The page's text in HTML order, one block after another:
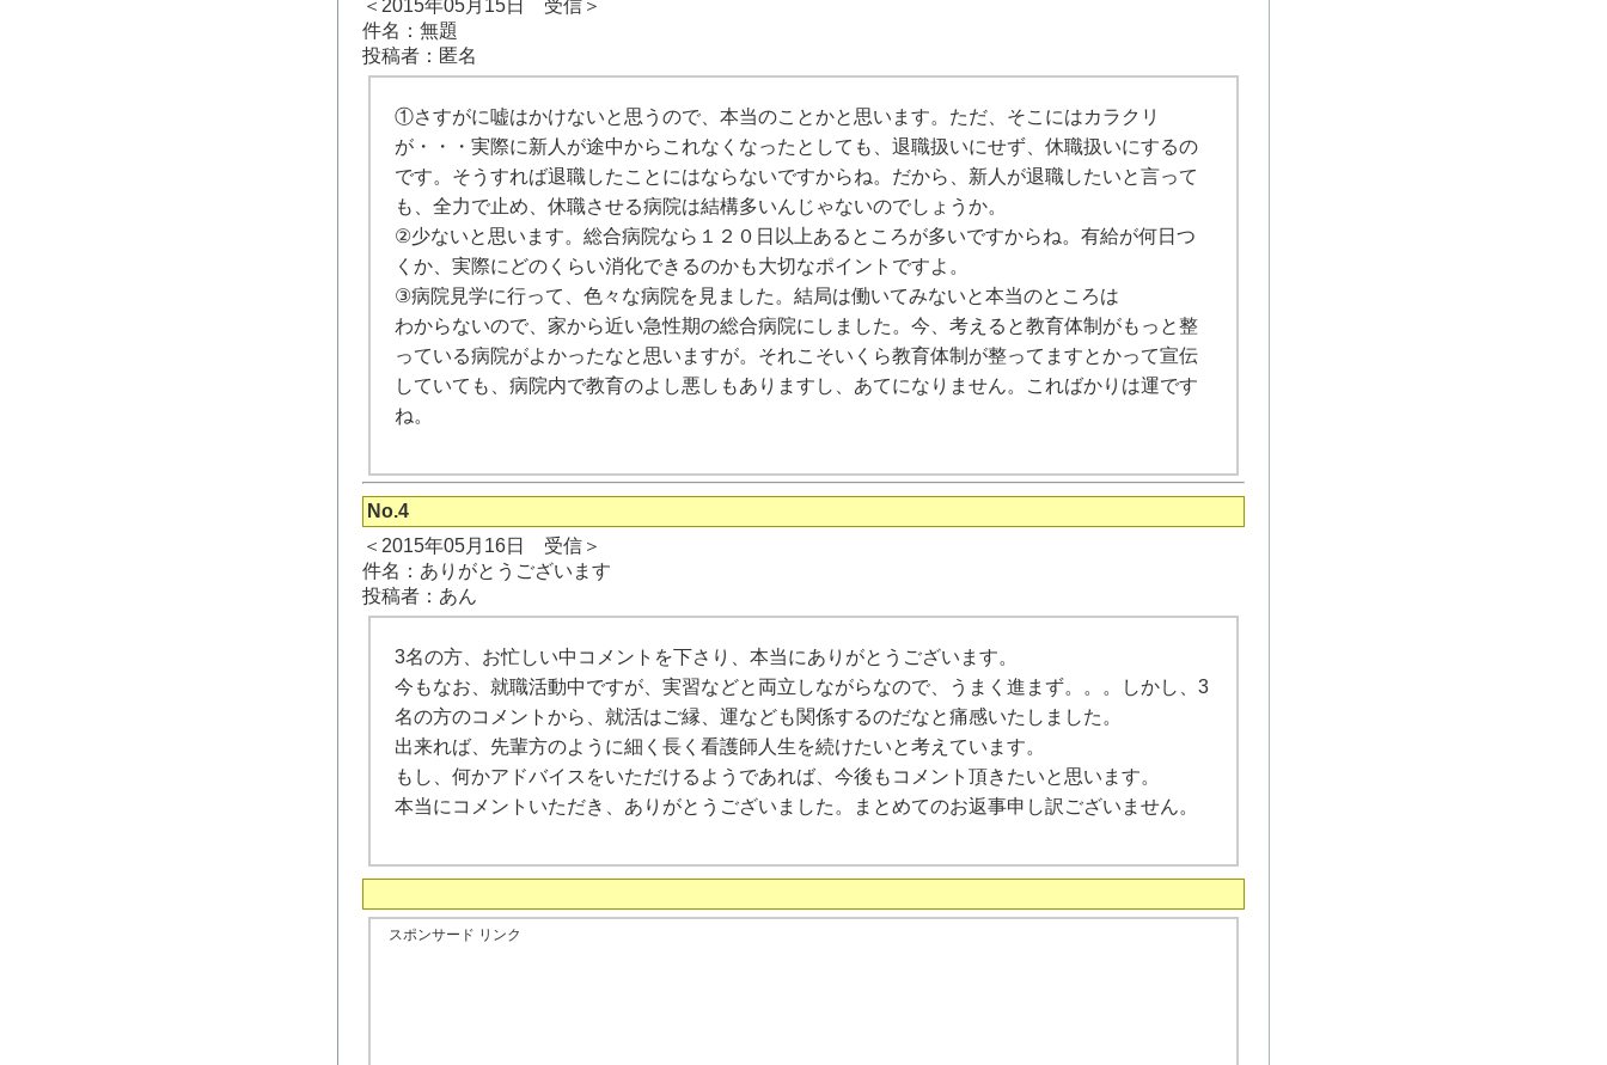
＜2015年05月15日 受信＞
件名：無題
投稿者：匿名
①さすがに嘘はかけないと思うので、本当のことかと思います。ただ、そこにはカラクリ
が・・・実際に新人が途中からこれなくなったとしても、退職扱いにせず、休職扱いにするの
です。そうすれば退職したことにはならないですからね。だから、新人が退職したいと言って
も、全力で止め、休職させる病院は結構多いんじゃないのでしょうか。
②少ないと思います。総合病院なら１２０日以上あるところが多いですからね。有給が何日つ
くか、実際にどのくらい消化できるのかも大切なポイントですよ。
③病院見学に行って、色々な病院を見ました。結局は働いてみないと本当のところは
わからないので、家から近い急性期の総合病院にしました。今、考えると教育体制がもっと整
っている病院がよかったなと思いますが。それこそいくら教育体制が整ってますとかって宣伝
していても、病院内で教育のよし悪しもありますし、あてになりません。こればかりは運です
ね。
No.4
＜2015年05月16日 受信＞
件名：ありがとうございます
投稿者：あん
3名の方、お忙しい中コメントを下さり、本当にありがとうございます。
今もなお、就職活動中ですが、実習などと両立しながらなので、うまく進まず。。。しかし、3
名の方のコメントから、就活はご縁、運なども関係するのだなと痛感いたしました。
出来れば、先輩方のように細く長く看護師人生を続けたいと考えています。
もし、何かアドバイスをいただけるようであれば、今後もコメント頂きたいと思います。
本当にコメントいただき、ありがとうございました。まとめてのお返事申し訳ございません。
スポンサード リンク